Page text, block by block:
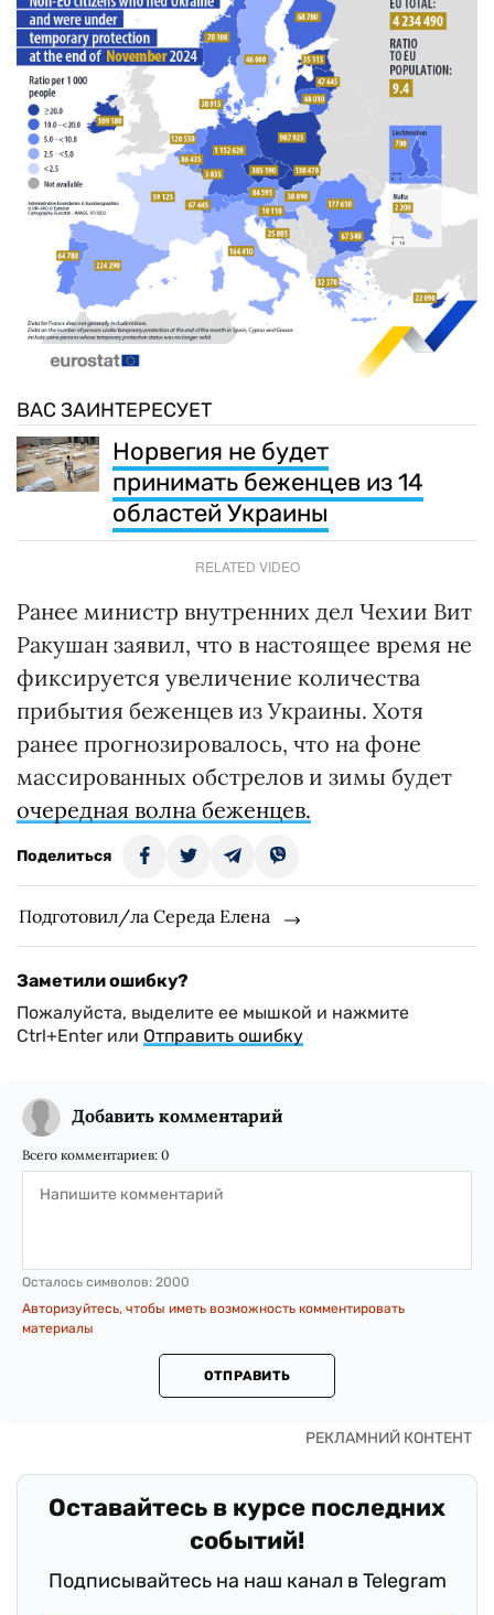
ВАС ЗАИНТЕРЕСУЕТ
Норвегия не будет
принимать беженцев из 14
областей Украины
RELATED VIDEO
Ранее министр внутренних дел Чехии Вит
Ракушан заявил, что в настоящее время не
фиксируется увеличение количества
прибытия беженцев из Украины. Хотя
ранее прогнозировалось, что на фоне
массированных обстрелов и зимы будет
очередная волна беженцев.
Поделиться
Подготовил/ла Середа Елена
Заметили ошибку?
Пожалуйста, выделите ее мышкой и нажмите
Ctrl+Enter или Отправить ошибку
Добавить комментарий
Всего комментариев: 0
Осталось символов: 2000
Авторизуйтесь, чтобы иметь возможность комментировать
материалы
ОТПРАВИТЬ
Оставайтесь в курсе последних
событий!
Подписывайтесь на наш канал в Telegram